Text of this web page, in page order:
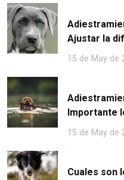
Ajustar la
15 de May de
Importante
15 de May de
Cuales son